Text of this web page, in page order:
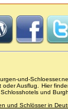
und-
oder Ausflug. Hier
und
und Schlösser in